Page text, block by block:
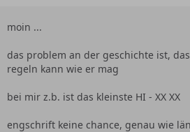
moin ...
das problem an der geschichte ist,
regeln kann wie er mag
bei mir z.b. ist das kleinste HI - XX XX
engschrift keine chance, genau wie